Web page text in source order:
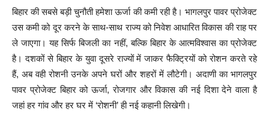
बिहार की सबसे बड़ी चुनौती हमेशा ऊर्जा की कमी रही है। भागलपुर पावर प्रोजेक्ट
उस कमी को दूर करने के साथ-साथ राज्य को निवेश आधारित विकास की राह पर
ले जाएगा। यह सिर्फ बिजली का नहीं, बल्कि बिहार के आत्मविश्वास का प्रोजेक्ट
है। दशकों से बिहार के युवा दूसरे राज्यों में जाकर फैक्ट्रियों को रोशन करते रहे
हैं, अब वही रोशनी उनके अपने घरों और शहरों में लौटेगी। अदाणी का भागलपुर
पावर प्रोजेक्ट बिहार को ऊर्जा, रोजगार और विकास की नई दिशा देने वाला है
जहां हर गांव और हर घर में ‘रोशनी’ ही नई कहानी लिखेगी।